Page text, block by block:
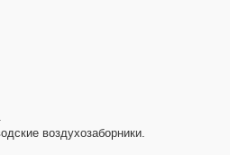
воздухозаборники.